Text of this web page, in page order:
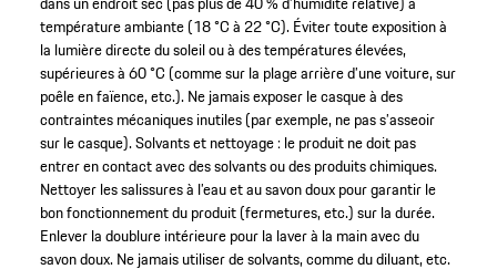
température ambiante (18 °C à 22 °C). Éviter toute exposition à
la lumière directe du soleil ou à des températures élevées,
supérieures à 60 °C (comme sur la plage arrière d’une voiture, sur
poêle en faïence, etc.). Ne jamais exposer le casque à des
contraintes mécaniques inutiles (par exemple, ne pas s’asseoir
sur le casque). Solvants et nettoyage : le produit ne doit pas
entrer en contact avec des solvants ou des produits chimiques.
Nettoyer les salissures à l’eau et au savon doux pour garantir le
bon fonctionnement du produit (fermetures, etc.) sur la durée.
Enlever la doublure intérieure pour la laver à la main avec du
savon doux. Ne jamais utiliser de solvants, comme du diluant, etc.